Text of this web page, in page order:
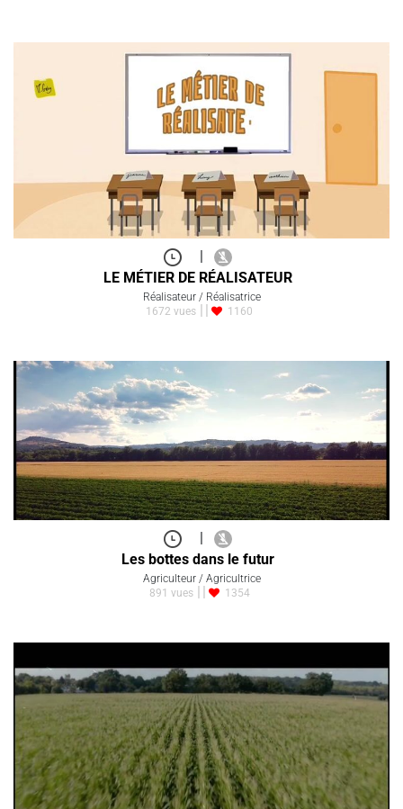
LE MÉTIER DE RÉALISATEUR
Réalisateur / Réalisatrice
1672 vues
1160
|
Les bottes dans le futur
Agriculteur / Agricultrice
891 vues
1354